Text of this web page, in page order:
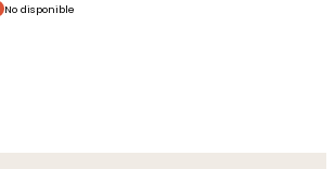
No disponible